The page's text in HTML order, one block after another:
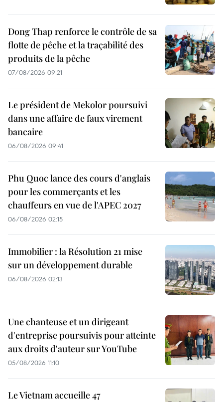
Dong Thap renforce le contrôle de sa
flotte de pêche et la traçabilité des
produits de la pêche
07/08/2026 09:21
Le président de Mekolor poursuivi
dans une affaire de faux virement
bancaire
06/08/2026 09:41
Phu Quoc lance des cours d'anglais
pour les commerçants et les
chauffeurs en vue de l'APEC 2027
06/08/2026 02:15
Immobilier : la Résolution 21 mise
sur un développement durable
06/08/2026 02:13
Une chanteuse et un dirigeant
d'entreprise poursuivis pour atteinte
aux droits d'auteur sur YouTube
05/08/2026 11:10
Le Vietnam accueille 47